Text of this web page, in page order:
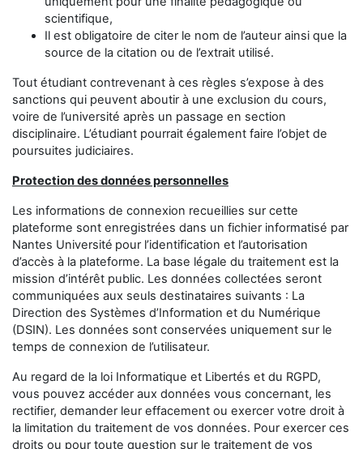
scientifique,
Il est obligatoire de citer le nom de l’auteur ainsi que la
source de la citation ou de l’extrait utilisé.
Tout étudiant contrevenant à ces règles s’expose à des
sanctions qui peuvent aboutir à une exclusion du cours,
voire de l’université après un passage en section
disciplinaire. L’étudiant pourrait également faire l’objet de
poursuites judiciaires.
Protection des données personnelles
Les informations de connexion recueillies sur cette
plateforme sont enregistrées dans un fichier informatisé par
Nantes Université pour l’identification et l’autorisation
d’accès à la plateforme. La base légale du traitement est la
mission d’intérêt public. Les données collectées seront
communiquées aux seuls destinataires suivants : La
Direction des Systèmes d’Information et du Numérique
(DSIN). Les données sont conservées uniquement sur le
temps de connexion de l’utilisateur.
Au regard de la loi Informatique et Libertés et du RGPD,
vous pouvez accéder aux données vous concernant, les
rectifier, demander leur effacement ou exercer votre droit à
la limitation du traitement de vos données. Pour exercer ces
droits ou pour toute question sur le traitement de vos